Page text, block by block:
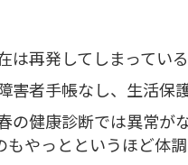
は再発してしまっている
害者手帳なし、生活保
の健康診断では異常が
もやっとというほど体